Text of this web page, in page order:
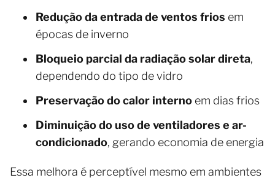
Redução da entrada de ventos frios em
épocas de inverno
Bloqueio parcial da radiação solar direta,
dependendo do tipo de vidro
Preservação do calor interno em dias frios
Diminuição do uso de ventiladores e ar-
condicionado, gerando economia de energia
Essa melhora é perceptível mesmo em ambientes